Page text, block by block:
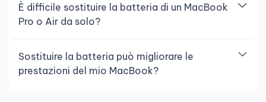
È difficile sostituire la batteria di un MacBook
Pro o Air da solo?
Sostituire la batteria può migliorare le
prestazioni del mio MacBook?